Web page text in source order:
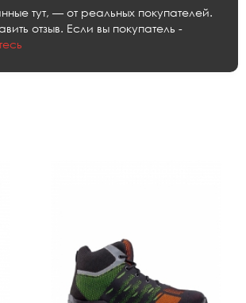
тут, — от реальных покупателей.
отзыв. Если вы покупатель -